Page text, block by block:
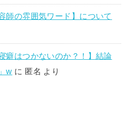
師の雰囲気ワード】について
癖はつかないのか？！】結論
w に 匿名 より